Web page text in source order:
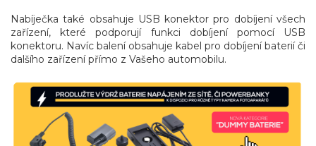
Nabíječka také obsahuje USB konektor pro dobíjení všech
zařízení, které podporují funkci dobíjení pomocí USB
konektoru. Navíc balení obsahuje kabel pro dobíjení baterií či
dalšího zařízení přímo z Vašeho automobilu.